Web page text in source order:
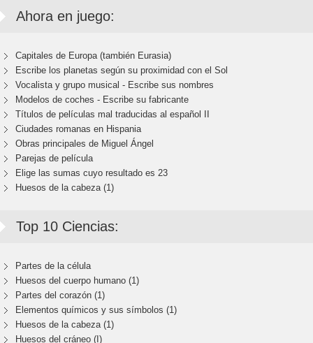
Ahora en juego:
Capitales de Europa (también Eurasia)
Escribe los planetas según su proximidad con el Sol
Vocalista y grupo musical - Escribe sus nombres
Modelos de coches - Escribe su fabricante
Títulos de películas mal traducidas al español II
Ciudades romanas en Hispania
Obras principales de Miguel Ángel
Parejas de película
Elige las sumas cuyo resultado es 23
Huesos de la cabeza (1)
Top 10 Ciencias:
Partes de la célula
Huesos del cuerpo humano (1)
Partes del corazón (1)
Elementos químicos y sus símbolos (1)
Huesos de la cabeza (1)
Huesos del cráneo (I)